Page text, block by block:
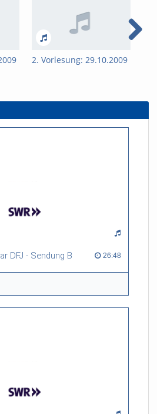
2. Vorlesung: 29.10.2009
DFJ - Sendung B 26:48